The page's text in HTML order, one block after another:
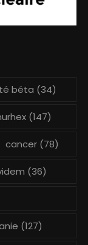
béta (34)
(147)
cancer (78)
(36)
(127)